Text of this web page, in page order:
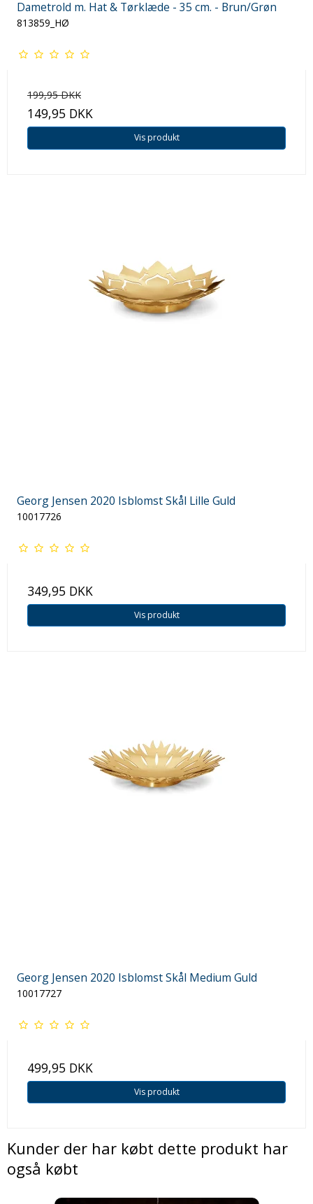
Dametrold m. Hat & Tørklæde - 35 cm. - Brun/Grøn
813859_HØ
199,95 DKK
149,95 DKK
Vis produkt
Georg Jensen 2020 Isblomst Skål Lille Guld
10017726
349,95 DKK
Vis produkt
Georg Jensen 2020 Isblomst Skål Medium Guld
10017727
499,95 DKK
Vis produkt
Kunder der har købt dette produkt har
også købt